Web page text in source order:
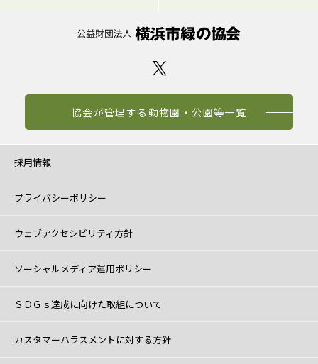
協会が管理する動物園・公園等一覧
採用情報
プライバシーポリシー
ウェブアクセシビリティ方針
ソーシャルメディア運用ポリシー
ＳＤＧｓ達成に向けた取組について
カスタマーハラスメントに対する方針